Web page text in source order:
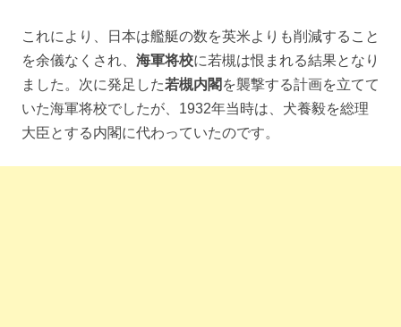
これにより、日本は艦艇の数を英米よりも削減すること
を余儀なくされ、 海軍将校に若槻は恨まれる結果となり
ました。次に発足した若槻内閣 を襲撃する計画を立てて
いた海軍将校でしたが、1932年当時は、犬養毅を総理
大臣とする内閣に代わっていたのです。